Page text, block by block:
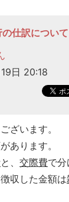
仕訳について
日 20:18
ざいます。
あります。
と、 交際費で分
収した金額は
税務経理
企業法務
経営の知恵
総務の給湯室
次へ